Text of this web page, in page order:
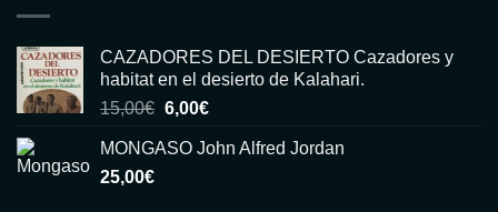
CAZADORES DEL DESIERTO Cazadores y
habitat en el desierto de Kalahari.
15,00€ El
original
6,00€El
actual
MONGASO John Alfred Jordan
25,00€